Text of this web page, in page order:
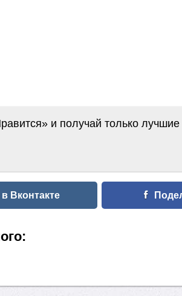
и получай только лучшие
Вконтакте